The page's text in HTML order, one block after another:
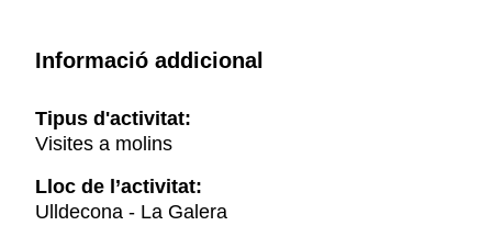
Informació addicional
Tipus d'activitat:
Visites a molins
Lloc de l’activitat:
Ulldecona - La Galera